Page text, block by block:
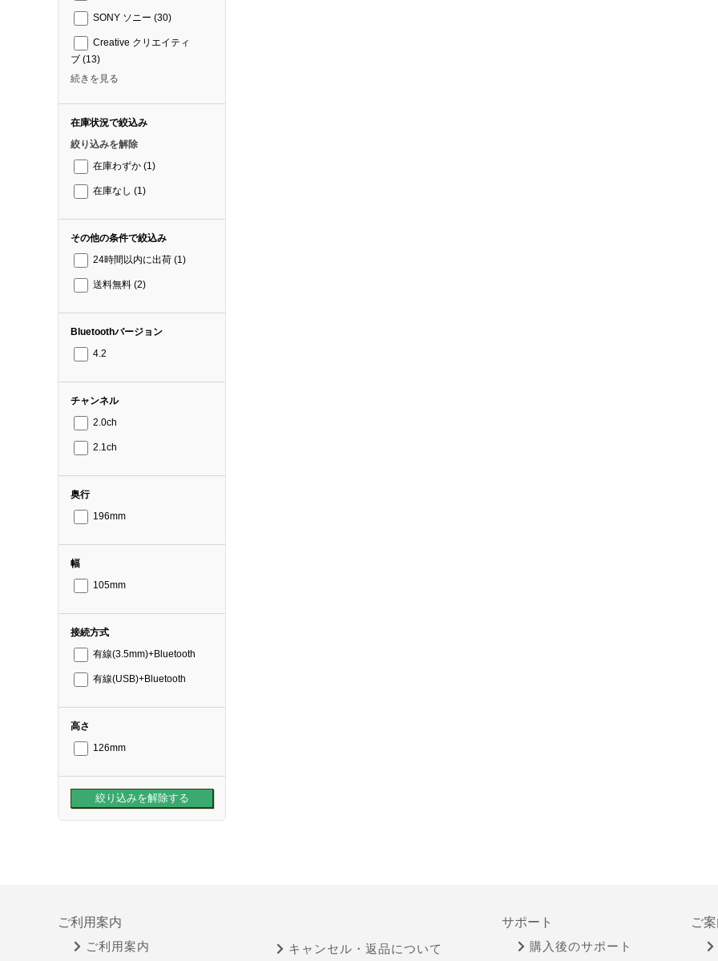
SONY ソニー (30)
Creative クリエイティ
ブ (13)
続きを見る
在庫状況で絞込み
絞り込みを解除
在庫わずか (1)
在庫なし (1)
その他の条件で絞込み
24時間以内に出荷 (1)
送料無料 (2)
Bluetoothバージョン
4.2
チャンネル
2.0ch
2.1ch
奥行
196mm
幅
105mm
接続方式
有線(3.5mm)+Bluetooth
有線(USB)+Bluetooth
高さ
126mm
ご利用案内
ご利用案内 キャンセル・返品について
サポート
購入後のサポート
ご